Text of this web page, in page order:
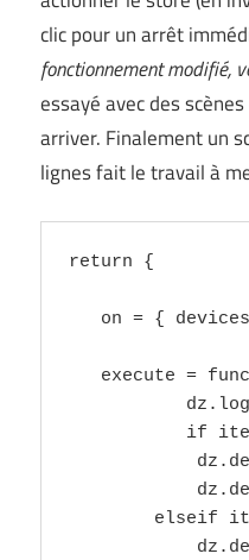
clic pour un arrêt
fonctionnement modifié,
essayé avec des
arriver. Finalement un
lignes fait le travail à
return {
on = {
execute =
if
elseif